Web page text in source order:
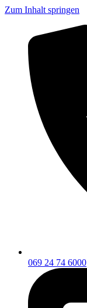
Zum Inhalt springen
069 24 74 6000